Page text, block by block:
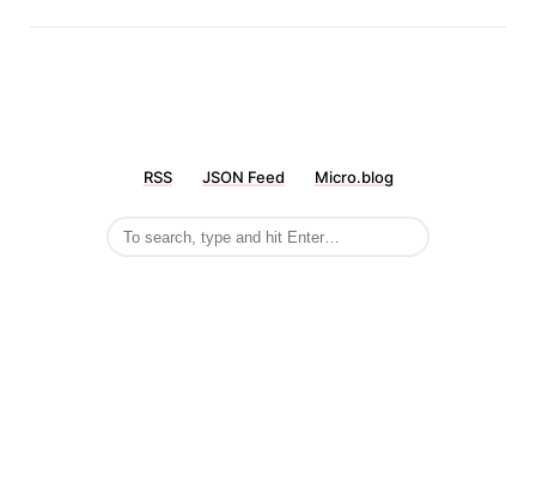
RSS JSON Feed Micro.blog